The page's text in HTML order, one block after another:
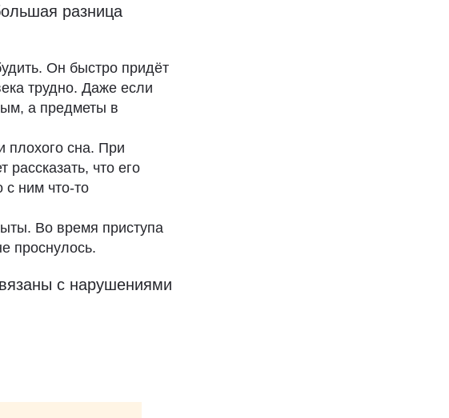
разница
Он быстро придёт
трудно. Даже если
а предметы в
плохого сна. При
рассказать, что его
с ним что-то
Во время приступа
проснулось.
с нарушениями